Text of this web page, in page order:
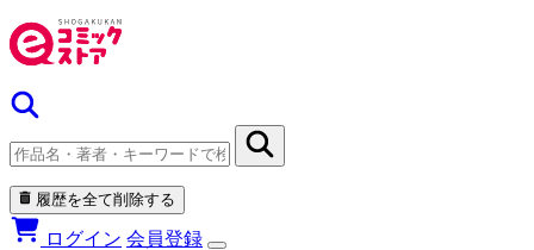
履歴を全て削除する
ログイン 会員登録